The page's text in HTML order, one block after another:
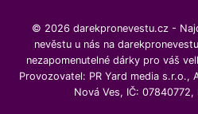
© 2026 darekpronevestu.cz -
nevěstu u nás na
nezapomenutelné dárky pro váš
Provozovatel: PR Yard media s.r.o.,
Nová Ves, IČ: 07840772,